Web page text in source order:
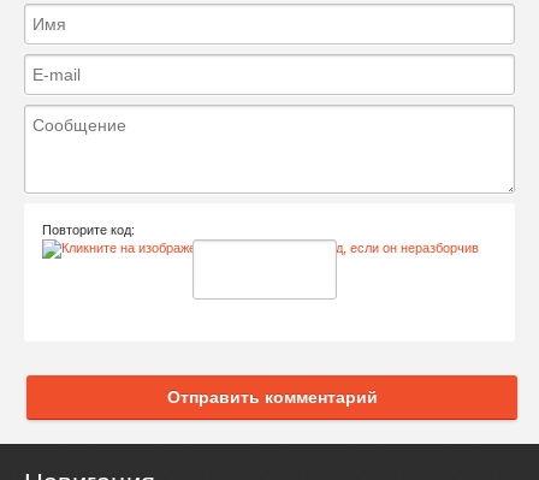
Повторите код:
Отправить комментарий